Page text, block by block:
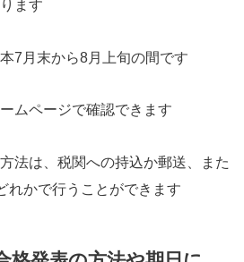
ます
7月末から8月上旬の間です
ムページで確認できます
法は、税関への持込か郵送、また
れかで行うことができます